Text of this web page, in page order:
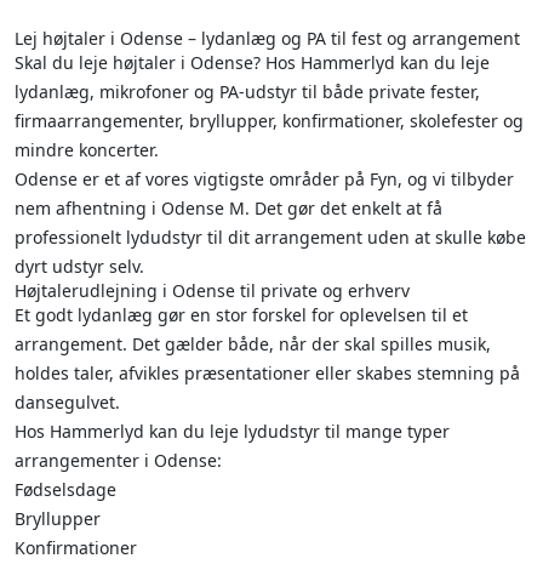
Lej højtaler i Odense – lydanlæg og PA til fest og arrangement
Skal du leje højtaler i Odense? Hos Hammerlyd kan du leje
lydanlæg, mikrofoner og PA-udstyr til både private fester,
firmaarrangementer, bryllupper, konfirmationer, skolefester og
mindre koncerter.
Odense er et af vores vigtigste områder på Fyn, og vi tilbyder
nem afhentning i Odense M. Det gør det enkelt at få
professionelt lydudstyr til dit arrangement uden at skulle købe
dyrt udstyr selv.
Højtalerudlejning i Odense til private og erhverv
Et godt lydanlæg gør en stor forskel for oplevelsen til et
arrangement. Det gælder både, når der skal spilles musik,
holdes taler, afvikles præsentationer eller skabes stemning på
dansegulvet.
Hos Hammerlyd kan du leje lydudstyr til mange typer
arrangementer i Odense:
Fødselsdage
Bryllupper
Konfirmationer